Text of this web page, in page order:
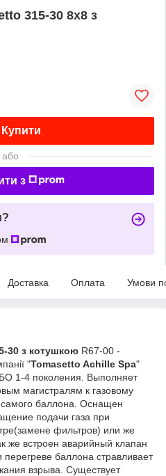
315-30 8x8 з
Купити
або
з
Доставка Оплата Умови
30 з котушкою R67-00 -
"Tomasetto Achille Spa"
1-4 поколения. Выполняет
магистралям к газовому
самого баллона. Оснащен
подачи газа при
фильтров) или же
же встроен аварийный клапан
баллона стравливает
взрыва. Существует